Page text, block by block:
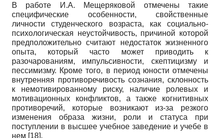
В работе И.А. Мещеряковой отмечены такие
специфические особенности, свойственные
личности студенческого возраста, как социально-
психологическая неустойчивость, причиной которой
предположительно считают недостаток жизненного
опыта, который часто может приводить к
разочарованиям, импульсивности, скептицизму и
пессимизму. Кроме того, в период юности отмечены
внутренняя противоречивость сознания, склонность
к немотивированному риску, наличие ролевых и
мотивационных конфликтов, а также когнитивных
противоречий, которые возникают из-за резкого
изменения образа жизни, роли и статуса при
поступлении в высшее учебное заведение и учебе в
нем [18].